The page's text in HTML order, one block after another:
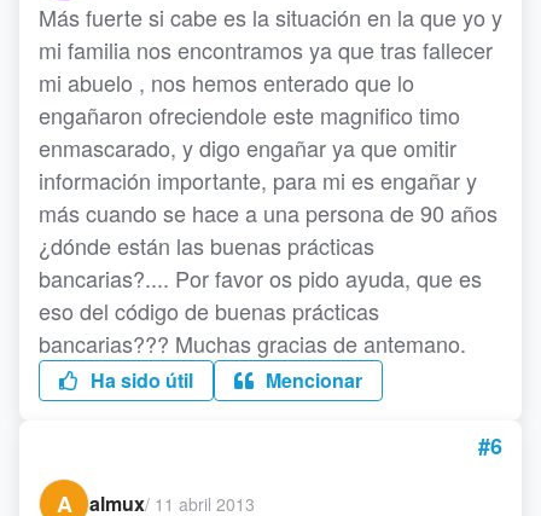
Más fuerte si cabe es la situación en la que yo y
mi familia nos encontramos ya que tras fallecer
mi abuelo , nos hemos enterado que lo
engañaron ofreciendole este magnifico timo
enmascarado, y digo engañar ya que omitir
información importante, para mi es engañar y
más cuando se hace a una persona de 90 años
¿dónde están las buenas prácticas
bancarias?.... Por favor os pido ayuda, que es
eso del código de buenas prácticas
bancarias??? Muchas gracias de antemano.
Ha sido útil Mencionar
#6
A
almux/ 11 abril 2013